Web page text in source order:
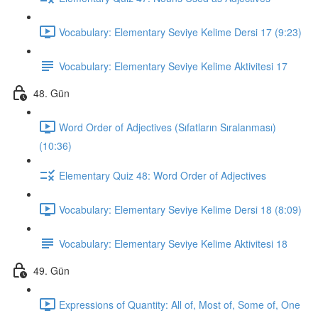
Vocabulary: Elementary Seviye Kelime Dersi 17 (9:23)
Vocabulary: Elementary Seviye Kelime Aktivitesi 17
48. Gün
Word Order of Adjectives (Sıfatların Sıralanması)
(10:36)
Elementary Quiz 48: Word Order of Adjectives
Vocabulary: Elementary Seviye Kelime Dersi 18 (8:09)
Vocabulary: Elementary Seviye Kelime Aktivitesi 18
49. Gün
Expressions of Quantity: All of, Most of, Some of, One